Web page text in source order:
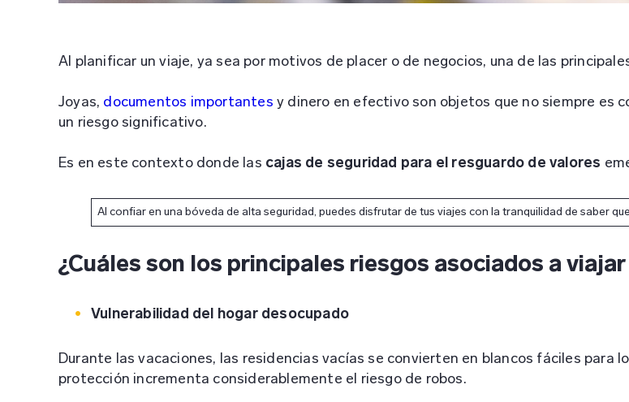
Al planificar un viaje, ya sea por motivos de placer o de negocios, una de las
Joyas, documentos importantes y dinero en efectivo son objetos que no siempre es
un riesgo significativo.
Es en este contexto donde las cajas de seguridad para el resguardo de valores
Al confiar en una bóveda de alta seguridad, puedes disfrutar de tus viajes con la tranquilidad de saber
¿Cuáles son los principales riesgos asociados a
Vulnerabilidad del hogar desocupado
Durante las vacaciones, las residencias vacías se convierten en blancos fáciles para
protección incrementa considerablemente el riesgo de robos.